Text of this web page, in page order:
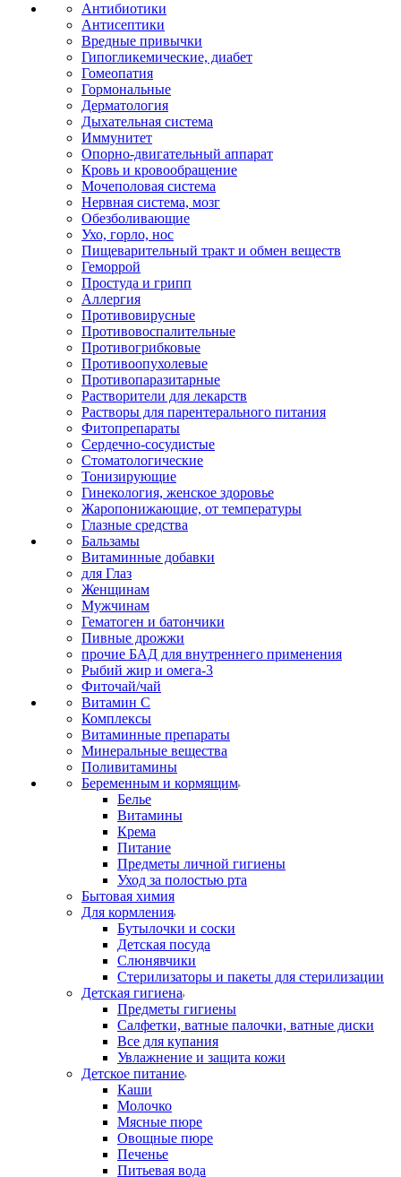
Антибиотики
Антисептики
Вредные привычки
Гипогликемические, диабет
Гомеопатия
Гормональные
Дерматология
Дыхательная система
Иммунитет
Опорно-двигательный аппарат
Кровь и кровообращение
Мочеполовая система
Нервная система, мозг
Обезболивающие
Ухо, горло, нос
Пищеварительный тракт и обмен веществ
Геморрой
Простуда и грипп
Аллергия
Противовирусные
Противовоспалительные
Противогрибковые
Противоопухолевые
Противопаразитарные
Растворители для лекарств
Растворы для парентерального питания
Фитопрепараты
Сердечно-сосудистые
Стоматологические
Тонизирующие
Гинекология, женское здоровье
Жаропонижающие, от температуры
Глазные средства
Бальзамы
Витаминные добавки
для Глаз
Женщинам
Мужчинам
Гематоген и батончики
Пивные дрожжи
прочие БАД для внутреннего применения
Рыбий жир и омега-3
Фиточай/чай
Витамин С
Комплексы
Витаминные препараты
Минеральные вещества
Поливитамины
Беременным и кормящим
Белье
Витамины
Крема
Питание
Предметы личной гигиены
Уход за полостью рта
Бытовая химия
Для кормления
Бутылочки и соски
Детская посуда
Слюнявчики
Стерилизаторы и пакеты для стерилизации
Детская гигиена
Предметы гигиены
Салфетки, ватные палочки, ватные диски
Все для купания
Увлажнение и защита кожи
Детское питание
Каши
Молочко
Мясные пюре
Овощные пюре
Печенье
Питьевая вода